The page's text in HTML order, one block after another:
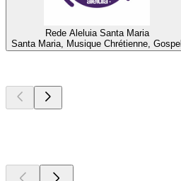
Rede Aleluia Santa Maria
Santa Maria, Musique Chrétienne, Gospel